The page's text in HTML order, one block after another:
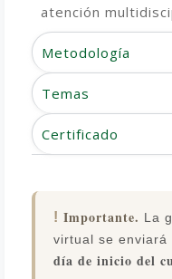
atención
Metodología
Temas
Certificado
! Importante. La
virtual se
día de inicio del